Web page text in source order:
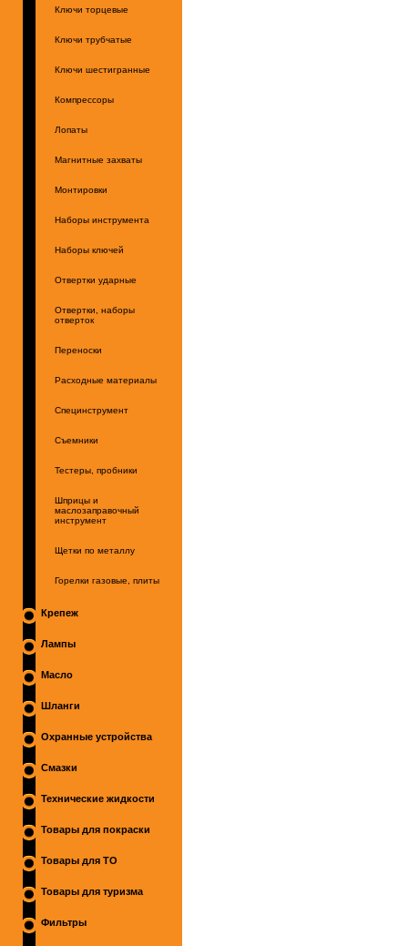
Ключи торцевые
Ключи трубчатые
Ключи шестигранные
Компрессоры
Лопаты
Магнитные захваты
Монтировки
Наборы инструмента
Наборы ключей
Отвертки ударные
Отвертки, наборы
отверток
Переноски
Расходные материалы
Специнструмент
Съемники
Тестеры, пробники
Шприцы и
маслозаправочный
инструмент
Щетки по металлу
Горелки газовые, плиты
Крепеж
Лампы
Масло
Шланги
Охранные устройства
Смазки
Технические жидкости
Товары для покраски
Товары для ТО
Товары для туризма
Фильтры